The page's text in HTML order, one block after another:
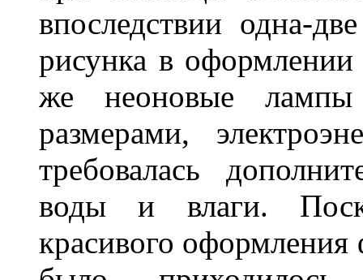
впоследствии одна-
рисунка в оформлении
же неоновые лампы
размерами,
требовалась
воды и влаги.
красивого